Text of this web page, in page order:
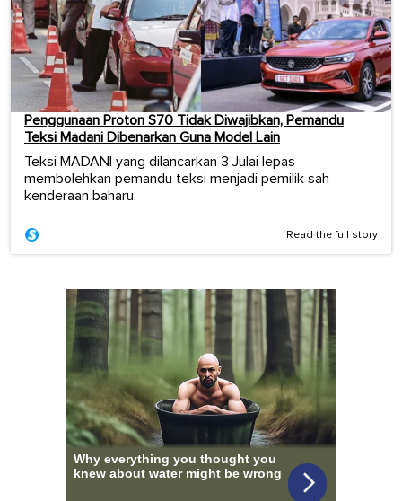
Penggunaan Proton S70 Tidak Diwajibkan, Pemandu
Teksi Madani Dibenarkan Guna Model Lain
Teksi MADANI yang dilancarkan 3 Julai lepas
membolehkan pemandu teksi menjadi pemilik sah
kenderaan baharu.
Read the full story